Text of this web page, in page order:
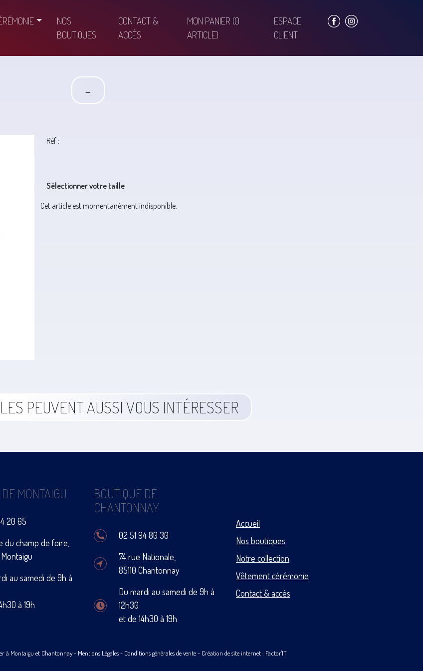
NOS
BOUTIQUES
CONTACT &
ACCÈS
MON PANIER (0
ARTICLE)
ESPACE
CLIENT
-
Réf :
Sélectionner votre taille
Cet article est momentanément indisponible.
PEUVENT AUSSI VOUS INTÉRESSER
MONTAIGU
20 65
du champ de foire,
au samedi de 9h à
à 19h
BOUTIQUE DE
CHANTONNAY
02 51 94 80 30
74 rue Nationale,
85110 Chantonnay
Du mardi au samedi de 9h à
12h30
et de 14h30 à 19h
Accueil
Nos boutiques
Notre collection
Vêtement cérémonie
Contact & accès
à Montaigu et Chantonnay - Mentions Légales- Conditions générales de vente- Création de site internet : Factor'IT